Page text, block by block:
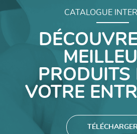
CATALOGUE
PRODUITS
VOTRE
TÉLÉCHARGER